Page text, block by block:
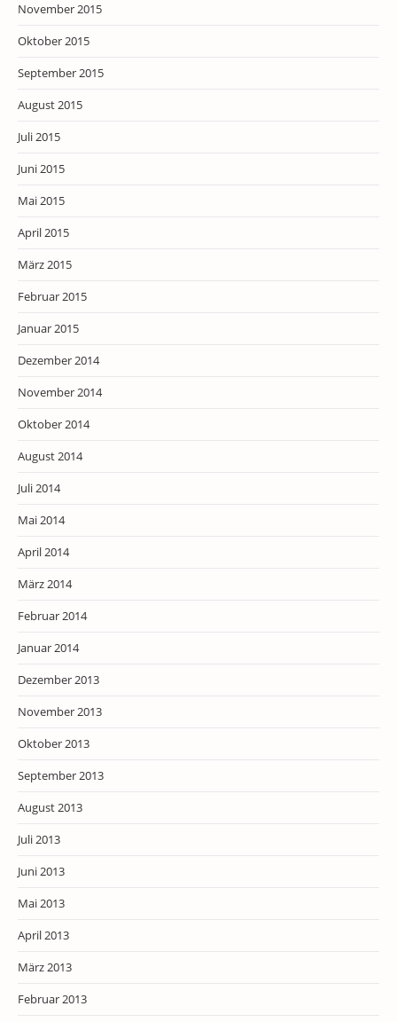
November 2015
Oktober 2015
September 2015
August 2015
Juli 2015
Juni 2015
Mai 2015
April 2015
März 2015
Februar 2015
Januar 2015
Dezember 2014
November 2014
Oktober 2014
August 2014
Juli 2014
Mai 2014
April 2014
März 2014
Februar 2014
Januar 2014
Dezember 2013
November 2013
Oktober 2013
September 2013
August 2013
Juli 2013
Juni 2013
Mai 2013
April 2013
März 2013
Februar 2013